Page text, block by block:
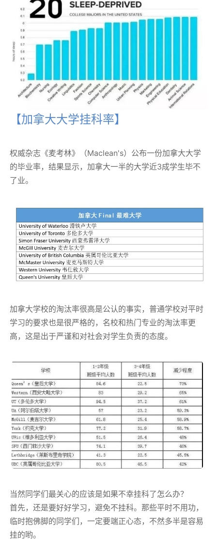
【加拿大大学挂科率】
权威杂志《麦考林》（Maclean's）公布一份加拿大大学
的毕业率，结果显示，加拿大一半的大学近3成学生毕不
了业。
加拿大学校的淘汰率很高是公认的事实，普通学校对平时
学习的要求也是很严格的，名校和热门专业的淘汰率更
高，这是出于严谨和对社会对学生负责的态度。
当然同学们最关心的应该是如果不幸挂科了怎么办？
首先，还是要好好学习，避免不挂科。那些平时不用功，
临时抱佛脚的同学们，一定要端正心态，不然多半是容易
挂的哟。